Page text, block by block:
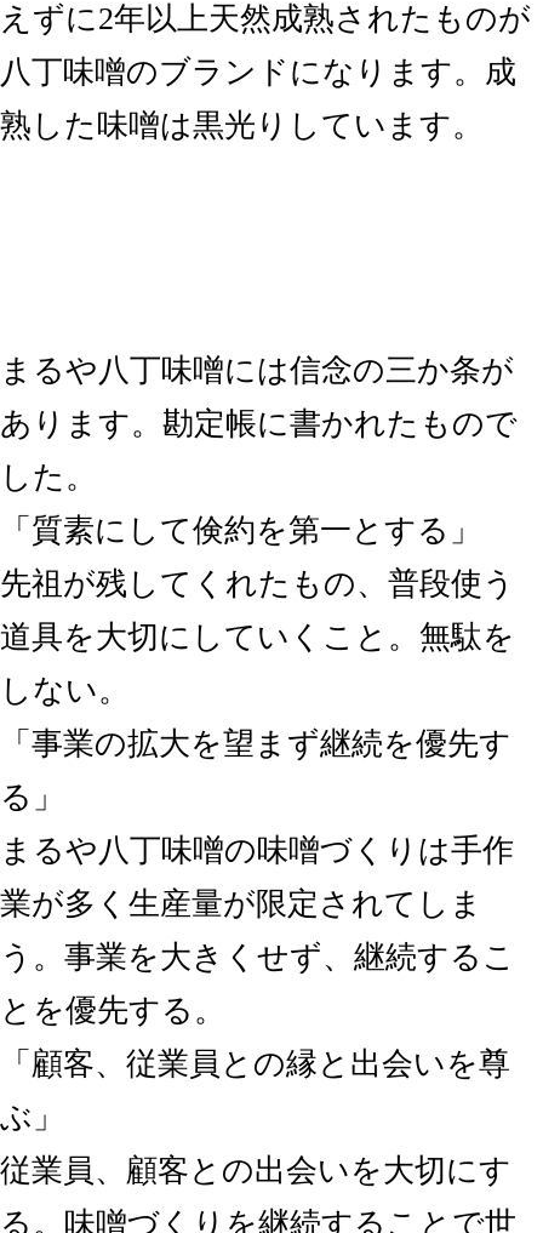
えずに2年以上天然成熟されたものが
八丁味噌のブランドになります。成
熟した味噌は黒光りしています。
まるや八丁味噌には信念の三か条が
あります。勘定帳に書かれたもので
した。
「質素にして倹約を第一とする」
先祖が残してくれたもの、普段使う
道具を大切にしていくこと。無駄を
しない。
「事業の拡大を望まず継続を優先す
る」
まるや八丁味噌の味噌づくりは手作
業が多く生産量が限定されてしま
う。事業を大きくせず、継続するこ
とを優先する。
「顧客、従業員との縁と出会いを尊
ぶ」
従業員、顧客との出会いを大切にす
る。味噌づくりを継続することで世